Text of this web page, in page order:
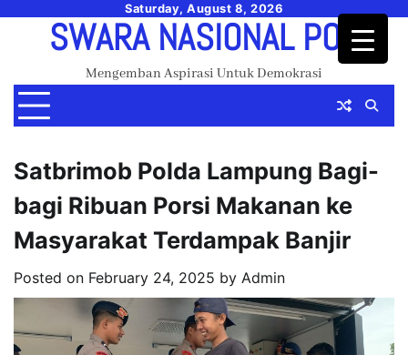
Saturday, August 8, 2026
SWARA NASIONAL POS
Mengemban Aspirasi Untuk Demokrasi
Satbrimob Polda Lampung Bagi-
bagi Ribuan Porsi Makanan ke
Masyarakat Terdampak Banjir
Posted on February 24, 2025 by Admin